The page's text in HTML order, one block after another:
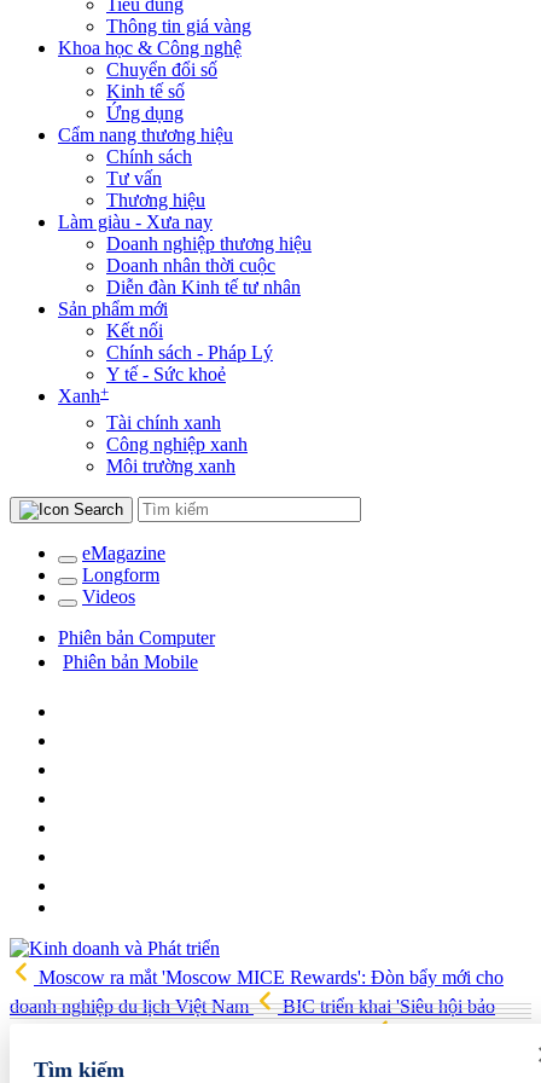
Tiêu dùng
Thông tin giá vàng
Khoa học & Công nghệ
Chuyển đổi số
Kinh tế số
Ứng dụng
Cẩm nang thương hiệu
Chính sách
Tư vấn
Thương hiệu
Làm giàu - Xưa nay
Doanh nghiệp thương hiệu
Doanh nhân thời cuộc
Diễn đàn Kinh tế tư nhân
Sản phẩm mới
Kết nối
Chính sách - Pháp Lý
Y tế - Sức khoẻ
Xanh+
Tài chính xanh
Công nghiệp xanh
Môi trường xanh
eMagazine
Longform
Videos
Phiên bản Computer
Phiên bản Mobile
Moscow ra mắt 'Moscow MICE Rewards': Đòn bẩy mới cho
doanh nghiệp du lịch Việt Nam
BIC triển khai 'Siêu hội bảo
xuất nhập khẩu tháng 7/2026 tăng 33% so với cùng kỳ năm trước
Tìm kiếm